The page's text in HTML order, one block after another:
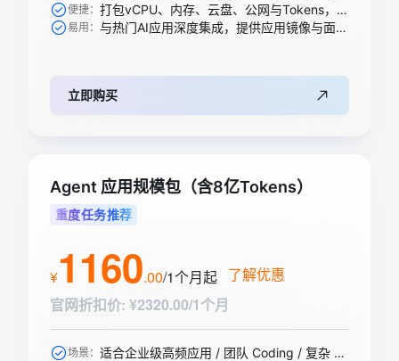
便捷： 打包vCPU、内存、云盘、公网与Tokens，一步到位
易用： 与热门AI应用深度集成，提供应用镜像与面板，开箱即用
立即购买
Agent 应用规模包（含8亿Tokens）
重度任务推荐
¥1160.00/1个月起 了解优惠
官网折扣价: ¥2320.00/1个月
场景： 适合企业级高频应用 / 团队 Coding / 复杂 Agent / 大规模 RAG 引擎等